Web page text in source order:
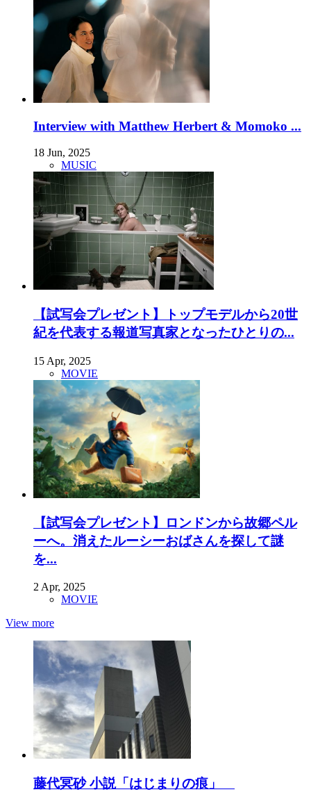
Interview with Matthew Herbert & Momoko ...
18 Jun, 2025
MUSIC
【試写会プレゼント】トップモデルから20世
紀を代表する報道写真家となったひとりの...
15 Apr, 2025
MOVIE
【試写会プレゼント】ロンドンから故郷ペル
ーへ。消えたルーシーおばさんを探して謎
を...
2 Apr, 2025
MOVIE
View more
藤代冥砂 小説「はじまりの痕」